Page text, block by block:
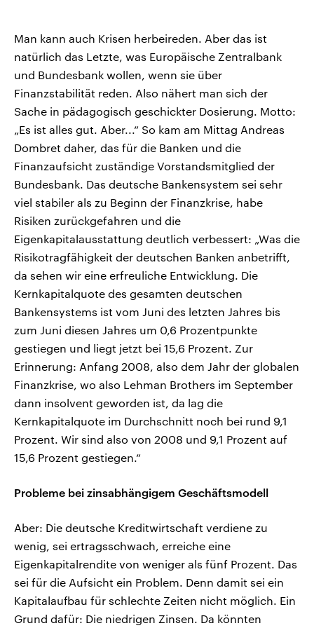
Man kann auch Krisen herbeireden. Aber das ist
natürlich das Letzte, was Europäische Zentralbank
und Bundesbank wollen, wenn sie über
Finanzstabilität reden. Also nähert man sich der
Sache in pädagogisch geschickter Dosierung. Motto:
„Es ist alles gut. Aber...“ So kam am Mittag Andreas
Dombret daher, das für die Banken und die
Finanzaufsicht zuständige Vorstandsmitglied der
Bundesbank. Das deutsche Bankensystem sei sehr
viel stabiler als zu Beginn der Finanzkrise, habe
Risiken zurückgefahren und die
Eigenkapitalausstattung deutlich verbessert: „Was die
Risikotragfähigkeit der deutschen Banken anbetrifft,
da sehen wir eine erfreuliche Entwicklung. Die
Kernkapitalquote des gesamten deutschen
Bankensystems ist vom Juni des letzten Jahres bis
zum Juni diesen Jahres um 0,6 Prozentpunkte
gestiegen und liegt jetzt bei 15,6 Prozent. Zur
Erinnerung: Anfang 2008, also dem Jahr der globalen
Finanzkrise, wo also Lehman Brothers im September
dann insolvent geworden ist, da lag die
Kernkapitalquote im Durchschnitt noch bei rund 9,1
Prozent. Wir sind also von 2008 und 9,1 Prozent auf
15,6 Prozent gestiegen.“
Probleme bei zinsabhängigem Geschäftsmodell
Aber: Die deutsche Kreditwirtschaft verdiene zu
wenig, sei ertragsschwach, erreiche eine
Eigenkapitalrendite von weniger als fünf Prozent. Das
sei für die Aufsicht ein Problem. Denn damit sei ein
Kapitalaufbau für schlechte Zeiten nicht möglich. Ein
Grund dafür: Die niedrigen Zinsen. Da könnten